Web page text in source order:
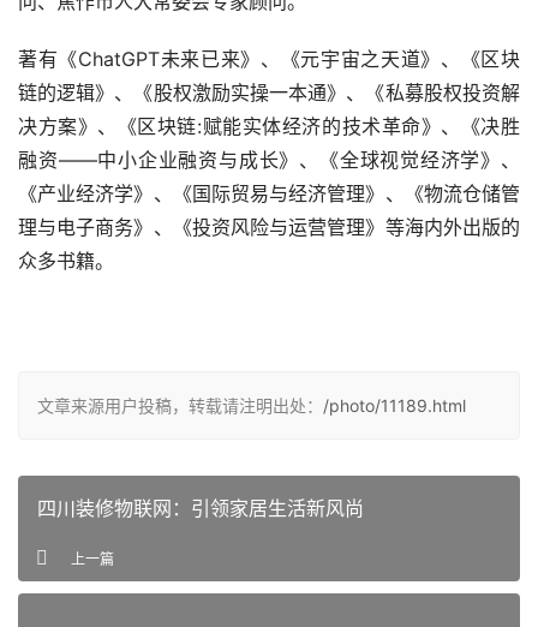
著有《ChatGPT未来已来》、《元宇宙之天道》、《区块
链的逻辑》、《股权激励实操一本通》、《私募股权投资解
决方案》、《区块链:赋能实体经济的技术革命》、《决胜
融资——中小企业融资与成长》、《全球视觉经济学》、
《产业经济学》、《国际贸易与经济管理》、《物流仓储管
理与电子商务》、《投资风险与运营管理》等海内外出版的
众多书籍。
文章来源用户投稿，转载请注明出处： /photo/11189.html
四川装修物联网：引领家居生活新风尚
上一篇